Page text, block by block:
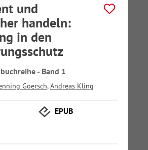
und
handeln:
in den
- Band 1
Goersch,Andreas Kling
EPUB